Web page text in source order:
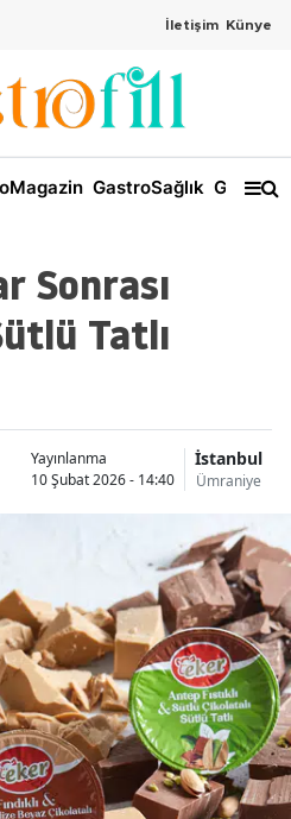
İletişim Künye
GastroSağlık
Sonrası
Tatlı
Yayınlanma
10 Şubat 2026 - 14:40
İstanbul
Ümraniye